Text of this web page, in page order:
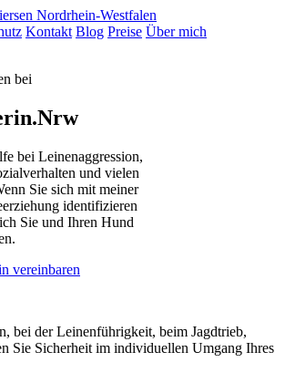
Kontakt Blog Preise Über mich
bei
bei Leinenaggression,
und vielen
Sie sich mit meiner
identifizieren
Sie und Ihren Hund
vereinbaren
bei der Leinenführigkeit, beim Jagdtrieb,
Sie Sicherheit im individuellen Umgang Ihres